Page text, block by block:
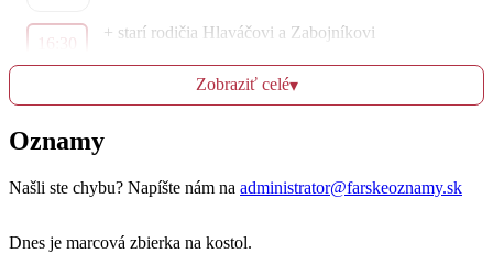
16:30
+ starí rodičia Hlaváčovi a Zabojníkovi
17:30
Bojnice
St
Zobraziť celé▾
Oznamy
Našli ste chybu? Napíšte nám na administrator@farskeoznamy.sk
Dnes je marcová zbierka na kostol.